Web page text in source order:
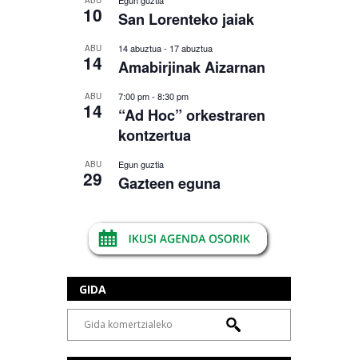
10 San Lorenteko jaiak
ABU
14
14 abuztua- 17 abuztua
Amabirjinak Aizarnan
ABU
14
7:00 pm- 8:30 pm
“Ad Hoc” orkestraren
kontzertua
ABU
29
Egun guztia
Gazteen eguna
GIDA